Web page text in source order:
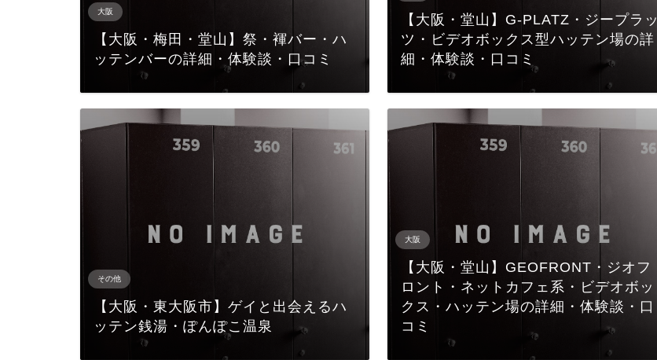
大阪
【大阪・梅田・堂山】祭・褌バー・ハ
ッテンバーの詳細・体験談・口コミ
【大阪・堂山】G-PLATZ・ジープラッ
ツ・ビデオボックス型ハッテン場の詳
細・体験談・口コミ
その他
【大阪・東大阪市】ゲイと出会えるハ
ッテン銭湯・ぽんぽこ温泉
大阪
【大阪・堂山】GEOFRONT・ジオフ
ロント・ネットカフェ系・ビデオボッ
クス・ハッテン場の詳細・体験談・口
コミ